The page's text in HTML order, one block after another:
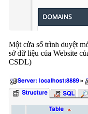
Một cửa sổ trình duyệt
sở dữ liệu của Website
CSDL)